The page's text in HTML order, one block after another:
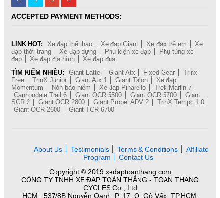
ACCEPTED PAYMENT METHODS:
LINK HOT: Xe đạp thể thao Xe đạp Giant Xe đạp trẻ em
Xe
đạp thời trang
Xe đạp dựng Phụ kiện xe đạp
Phụ tùng xe
đạp
Xe đạp địa hình
Xe đạp đua
TÌM KIẾM NHIỀU:
Giant Latte Giant Atx Fixed Gear
Trinx
Free
TrinX Junior Giant Atx 1 Giant Talon
Xe đạp
Momentum
Nón bảo hiểm Xe đạp Pinarello
Trek Marlin 7
Cannondale Trail 6
Giant OCR 5500 Giant OCR 5700
Giant
SCR 2
Giant OCR 2800 Giant Propel ADV 2
TrinX Tempo 1.0
Giant OCR 2600
Giant TCR 6700
About Us Testimonials Terms & Conditions
Affiliate
Program
Contact Us
Copyright © 2019 xedaptoanthang.com
CÔNG TY TNHH XE ĐẠP TOÀN THẮNG - TOAN THANG
CYCLES Co., Ltd
HCM : 537/8B Nguyễn Oanh, P. 17, Q. Gò Vấp, TP.HCM.